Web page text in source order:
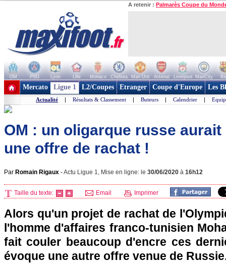
A retenir : Palmarès Coupe du
OM PSG Lyon Lille Monaco Chelsea Man Utd Arsenal Liverpool ManCity
+ de clubs
Mercato Ligue 1 L2/Coupes Etranger Coupe d'Europe Les
Actualité | Résultats & Classement | Buteurs | Calendrier |
OM : un oligarque russe
une offre de rachat !
Par Romain Rigaux -Actu Ligue 1, Mise en ligne: le 30/06/2020 à 16h12
Taille du texte: Email Imprimer
Alors qu'un projet de rachat de
l'homme d'affaires franco-tunisien
fait couler beaucoup d'encre ces
évoque une autre offre venue de